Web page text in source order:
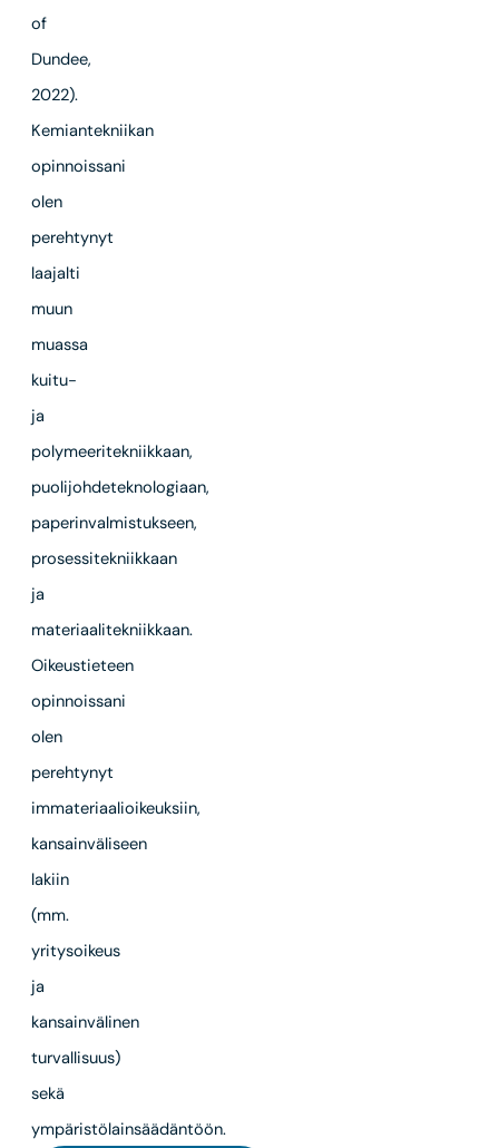
of
Dundee,
2022).
Kemiantekniikan
opinnoissani
olen
perehtynyt
laajalti
muun
muassa
kuitu-
ja
polymeeritekniikkaan,
puolijohdeteknologiaan,
paperinvalmistukseen,
prosessitekniikkaan
ja
materiaalitekniikkaan.
Oikeustieteen
opinnoissani
olen
perehtynyt
immateriaalioikeuksiin,
kansainväliseen
lakiin
(mm.
yritysoikeus
ja
kansainvälinen
turvallisuus)
sekä
ympäristölainsäädäntöön.